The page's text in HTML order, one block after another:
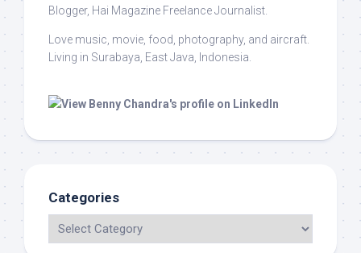
Blogger, Hai Magazine Freelance Journalist.
Love music, movie, food, photography, and aircraft.
Living in Surabaya, East Java, Indonesia.
Categories